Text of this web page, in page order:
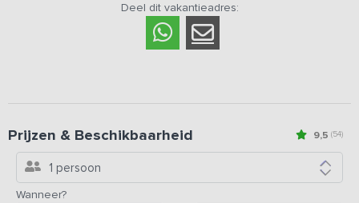
Deel dit vakantieadres:
9,5 (54)
Prijzen & Beschikbaarheid
1 persoon
Wanneer?